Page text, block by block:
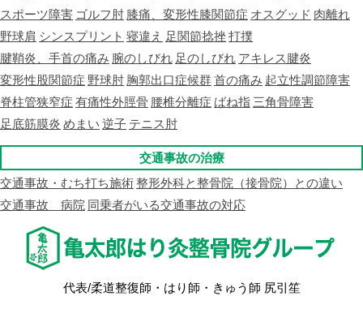
スポーツ障害 ゴルフ肘 膝痛、変形性膝関節症 オスグッド 肉離れ
野球肩 シンスプリント 寝違え 足関節捻挫打撲
腱鞘炎、手首の痛み 腕のしびれ 足のしびれ アキレス腱炎
変形性股関節症 野球肘 胸郭出口症候群首の痛み 起立性調節障害
脊柱管狭窄症 有痛性外脛骨 腰椎分離症 ばね指 三角骨障害
足底筋膜炎 めまい 逆子 テニス肘
交通事故の治療
交通事故・むち打ち施術整形外科と整骨院（接骨院）との違い
交通事故 病院 同乗者がいる交通事故の対応
代表/柔道整復師・はり師・きゅう師 尻引笙